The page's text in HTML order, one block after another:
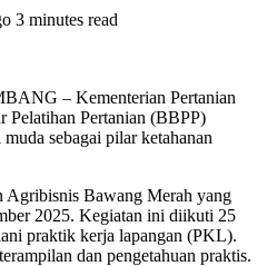
3 minutes read
– Kementerian Pertanian
Pelatihan Pertanian (BBPP)
sebagai pilar ketahanan
Agribisnis Bawang Merah yang
2025. Kegiatan ini diikuti 25
praktik kerja lapangan (PKL).
dan pengetahuan praktis.